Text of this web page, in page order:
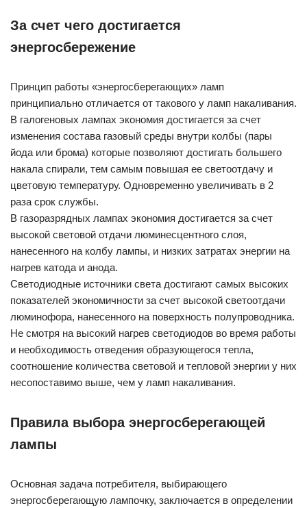
За счет чего достигается
энергосбережение
Принцип работы «энергосберегающих» ламп
принципиально отличается от такового у ламп накаливания.
В галогеновых лампах экономия достигается за счет
изменения состава газовый среды внутри колбы (пары
йода или брома) которые позволяют достигать большего
накала спирали, тем самым повышая ее светоотдачу и
цветовую температуру. Одновременно увеличивать в 2
раза срок службы.
В газоразрядных лампах экономия достигается за счет
высокой световой отдачи люминесцентного слоя,
нанесенного на колбу лампы, и низких затратах энергии на
нагрев катода и анода.
Светодиодные источники света достигают самых высоких
показателей экономичности за счет высокой светоотдачи
люминофора, нанесенного на поверхность полупроводника.
Не смотря на высокий нагрев светодиодов во время работы
и необходимость отведения образующегося тепла,
соотношение количества световой и тепловой энергии у них
несопоставимо выше, чем у ламп накаливания.
Правила выбора энергосберегающей
лампы
Основная задача потребителя, выбирающего
энергосберегающую лампочку, заключается в определении